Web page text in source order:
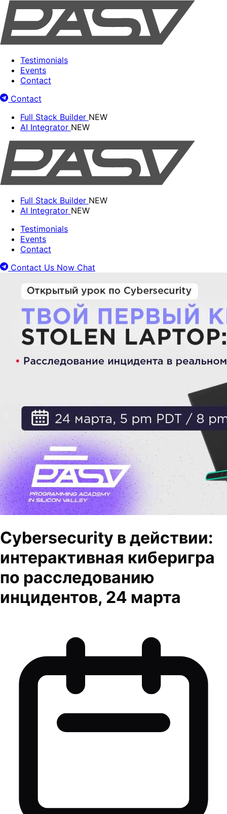
Testimonials
Events
Contact
Contact
Full Stack Builder NEW
AI Integrator NEW
Full Stack Builder NEW
AI Integrator NEW
Testimonials
Events
Contact
Contact Us Now Chat
Cybersecurity в действии:
интерактивная киберигра
по расследованию
инцидентов, 24 марта